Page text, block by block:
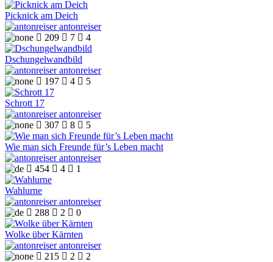
Picknick am Deich
antonreiser
 209  7  4
Dschungelwandbild
antonreiser
 197  4  5
Schrott 17
antonreiser
 307  8  5
Wie man sich Freunde für’s Leben macht
antonreiser
 454  4  1
Wahlurne
antonreiser
 288  2  0
Wolke über Kärnten
antonreiser
 215  2  2